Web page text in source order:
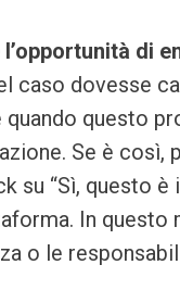
di
caso dovesse
quando questo
Se è
su “Sì, questo
In
o le